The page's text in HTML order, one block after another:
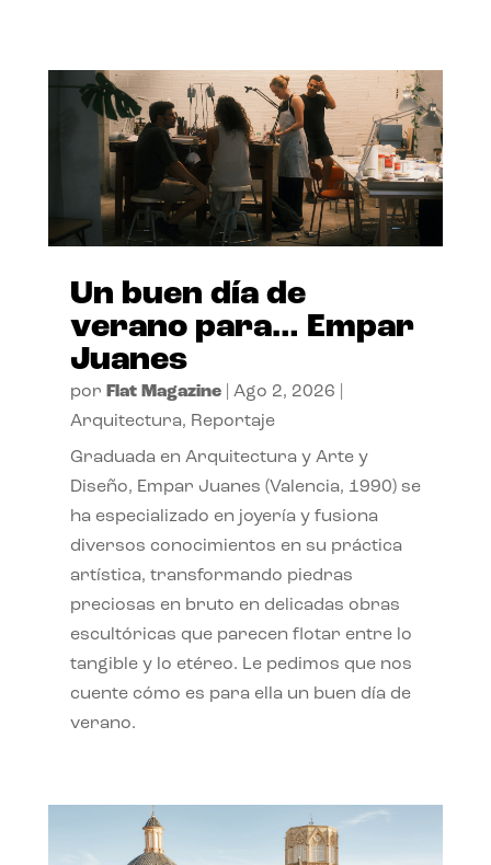
Un buen día de
verano para… Empar
Juanes
por Flat Magazine| Ago 2, 2026
Arquitectura, Reportaje
Graduada en Arquitectura y Arte y
Diseño, Empar Juanes (Valencia, 1990) se
ha especializado en joyería y fusiona
diversos conocimientos en su práctica
artística, transformando piedras
preciosas en bruto en delicadas obras
escultóricas que parecen flotar entre lo
tangible y lo etéreo. Le pedimos que nos
cuente cómo es para ella un buen día de
verano.